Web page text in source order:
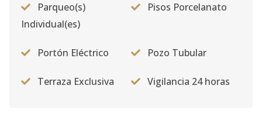
Parqueo(s)
Individual(es)
Pisos Porcelanato
Portón Eléctrico Pozo Tubular
Terraza Exclusiva Vigilancia 24 horas